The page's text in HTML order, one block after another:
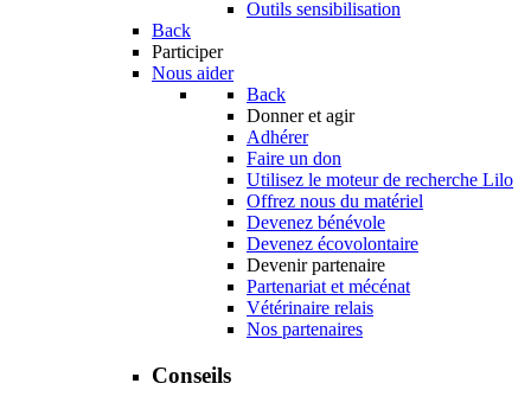
Outils sensibilisation
Back
Participer
Nous aider
Back
Donner et agir
Adhérer
Faire un don
Utilisez le moteur de recherche Lilo
Offrez nous du matériel
Devenez bénévole
Devenez écovolontaire
Devenir partenaire
Partenariat et mécénat
Vétérinaire relais
Nos partenaires
Conseils